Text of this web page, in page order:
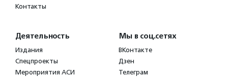
Контакты
Деятельность
Издания
Спецпроекты
Мероприятия АСИ
Мы в соц.сетях
ВКонтакте
Дзен
Телеграм